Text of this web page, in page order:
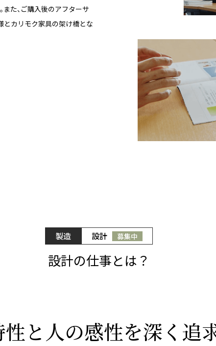
また、ご購入後のアフターサ
とカリモク家具の架け橋とな
製造 設計 募集中
設計の仕事とは？
と人の感性を深く追